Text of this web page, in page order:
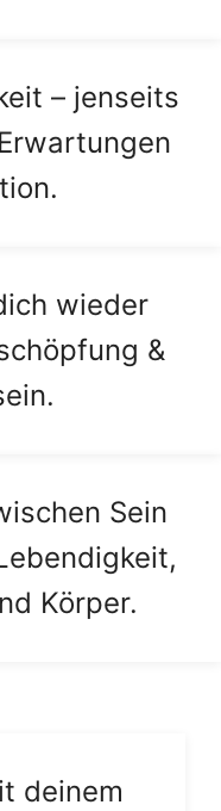
– jenseits
wieder
&
Sein
Körper.
deinem